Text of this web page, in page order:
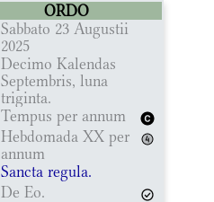
ORDO
Sabbato 23 Augustii
2025
Decimo Kalendas
Septembris, luna
triginta.
Tempus per annum
Hebdomada XX per
annum
Sancta regula.
De Eo.